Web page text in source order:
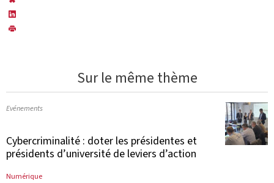
Sur le même thème
Evénements
Cybercriminalité : doter les présidentes et
présidents d’université de leviers d’action
Numérique